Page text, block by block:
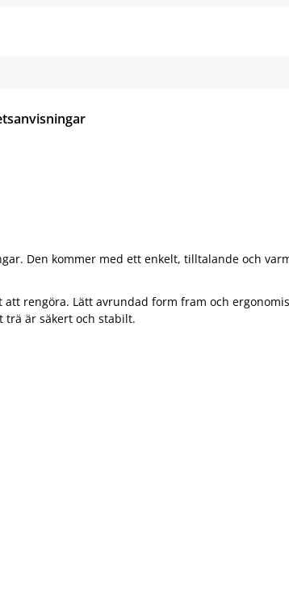
Den kommer med ett enkelt, tilltalande och
rengöra. Lätt avrundad form fram och
trä är säkert och stabilt.